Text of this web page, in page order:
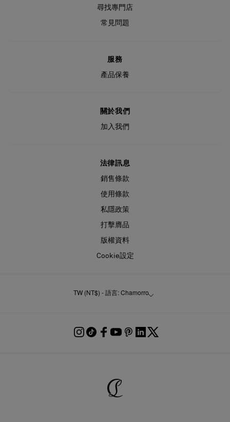
尋找專門店
常見問題
服務
產品保養
關於我們
加入我們
法律訊息
銷售條款
使用條款
私隱政策
打擊膺品
版權資料
Cookie設定
TW (NT$) - 語言: Chamorro